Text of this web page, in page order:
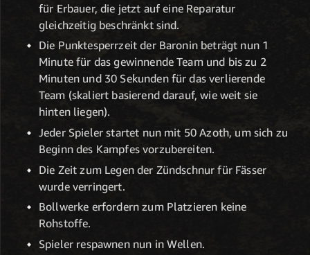
für Erbauer, die jetzt auf eine Reparatur
gleichzeitig beschränkt sind.
Die Punktesperrzeit der Baronin beträgt nun 1
Minute für das gewinnende Team und bis zu 2
Minuten und 30 Sekunden für das verlierende
Team (skaliert basierend darauf, wie weit sie
hinten liegen).
Jeder Spieler startet nun mit 50 Azoth, um sich zu
Beginn des Kampfes vorzubereiten.
Die Zeit zum Legen der Zündschnur für Fässer
wurde verringert.
Bollwerke erfordern zum Platzieren keine
Rohstoffe.
Spieler respawnen nun in Wellen.